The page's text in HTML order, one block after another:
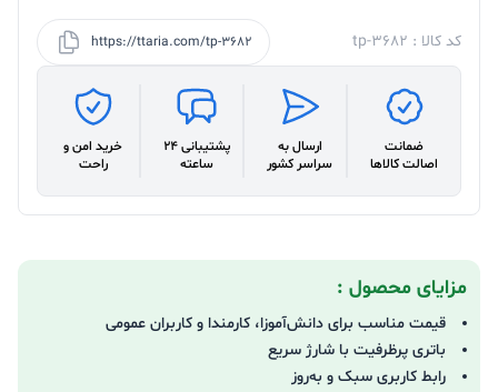
کد کالا : tp-3682 https://ttaria.com/tp-3682
ضمانت
اصالت کالاها
ارسال به
سراسر کشور
پشتیبانی 24
ساعته
خرید امن و
راحت
مزایای محصول :
قیمت مناسب برای دانش‌آموزا، کارمندا و کاربران عمومی
باتری پرظرفیت با شارژ سریع
رابط کاربری سبک و به‌روز